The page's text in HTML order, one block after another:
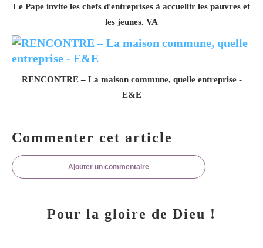
Le Pape invite les chefs d'entreprises à accuellir les pauvres et
les jeunes. VA
RENCONTRE – La maison commune, quelle entreprise -
E&E
Commenter cet article
Ajouter un commentaire
Pour la gloire de Dieu !